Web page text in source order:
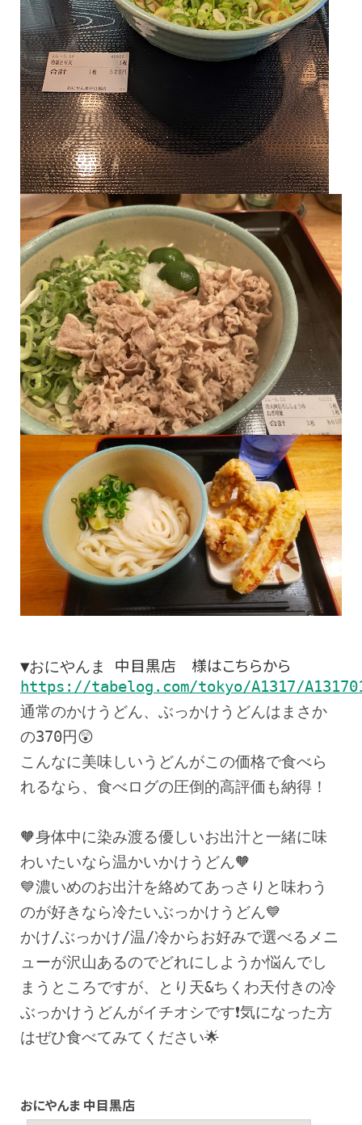
▼おにやんま 中目黒店 様はこちらから
https://tabelog.com/tokyo/A1317/
通常のかけうどん、ぶっかけうどんはまさか
の370円😲
こんなに美味しいうどんがこの価格で食べら
れるなら、食べログの圧倒的高評価も納得！
🧡身体中に染み渡る優しいお出汁と一緒に味
わいたいなら温かいかけうどん🧡
💙濃いめのお出汁を絡めてあっさりと味わう
のが好きなら冷たいぶっかけうどん💙
かけ/ぶっかけ/温/冷からお好みで選べるメニ
ューが沢山あるのでどれにしようか悩んでし
まうところですが、とり天&ちくわ天付きの冷
ぶっかけうどんがイチオシです❗気になった方
はぜひ食べてみてください🌟
おにやんま 中目黒店